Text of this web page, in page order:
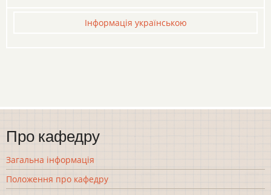
Iнформація українською
Про кафедру
Загальна інформація
Положення про кафедру